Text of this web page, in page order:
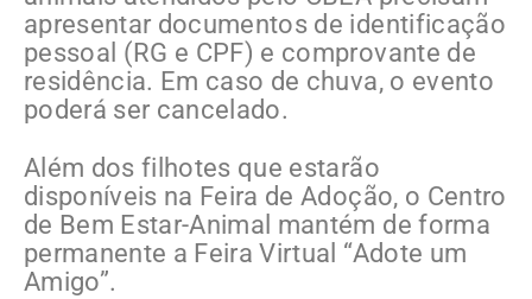
apresentar documentos de identificação
pessoal (RG e CPF) e comprovante de
residência. Em caso de chuva, o evento
poderá ser cancelado.
Além dos filhotes que estarão
disponíveis na Feira de Adoção, o Centro
de Bem Estar-Animal mantém de forma
permanente a Feira Virtual “Adote um
Amigo”.